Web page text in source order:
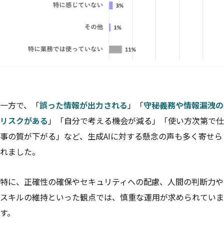
一方で、「誤った情報が出力される 」「守秘義務や情報漏洩の
リスクがある 」「自分で考える機会が減る」「使い方次第で仕
事の質が下がる」など、生成AIに対する懸念の声も多く寄せら
れました。
特に、正確性の確保やセキュリティへの配慮、人間の判断力や
スキルの維持といった観点では、慎重な運用が求められていま
す。